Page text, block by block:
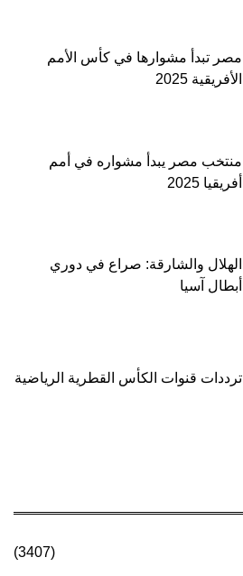
مصر تبدأ مشوارها في كأس الأمم
الأفريقية 2025
منتخب مصر يبدأ مشواره في أمم
أفريقيا 2025
الهلال والشارقة: صراع في دوري
أبطال آسيا
ترددات قنوات الكأس القطرية الرياضية
(3407)